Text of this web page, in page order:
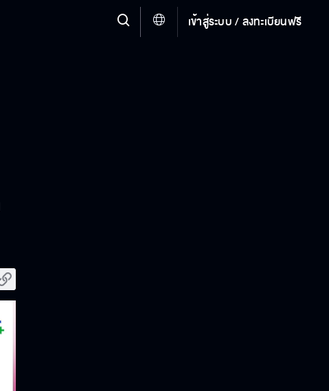
เข้าสู่ระบบ / ลงทะเบียนฟรี